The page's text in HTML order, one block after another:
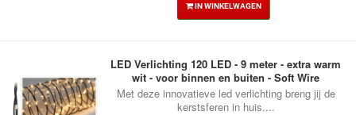
IN WINKELWAGEN
LED Verlichting 120 LED - 9 meter - extra warm
wit - voor binnen en buiten - Soft Wire
Met deze innovatieve led verlichting breng jij de
kerstsferen in huis....